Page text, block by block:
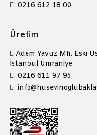
0216 612 18 00
Üretim
Adem Yavuz Mh. Eski
İstanbul Ümraniye
0216 611 97 95